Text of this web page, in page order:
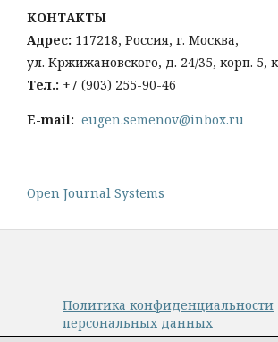
КОНТАКТЫ
Адрес: 117218, Россия, г. Москва,
ул. Кржижановского, д. 24/35, корп. 5,
Тел.: +7 (903) 255-90-46
E-mail: eugen.semenov@inbox.ru
Open Journal Systems
Политика конфиденциальности
персональных данных